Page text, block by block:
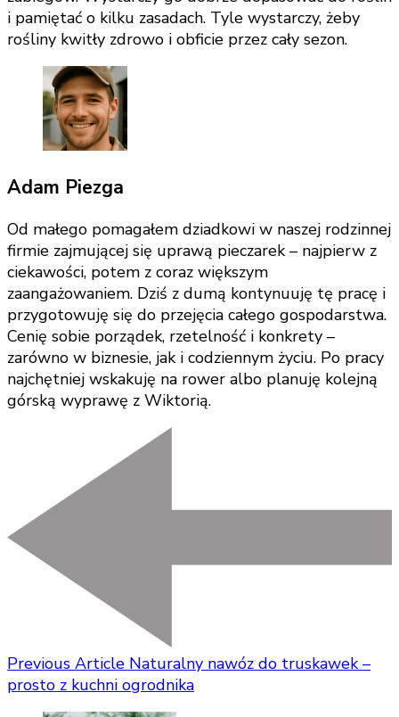
i pamiętać o kilku zasadach. Tyle wystarczy, żeby
rośliny kwitły zdrowo i obficie przez cały sezon.
Adam Piezga
Od małego pomagałem dziadkowi w naszej rodzinnej
firmie zajmującej się uprawą pieczarek – najpierw z
ciekawości, potem z coraz większym
zaangażowaniem. Dziś z dumą kontynuuję tę pracę i
przygotowuję się do przejęcia całego gospodarstwa.
Cenię sobie porządek, rzetelność i konkrety –
zarówno w biznesie, jak i codziennym życiu. Po pracy
najchętniej wskakuję na rower albo planuję kolejną
górską wyprawę z Wiktorią.
Previous Article Naturalny nawóz do truskawek –
prosto z kuchni ogrodnika